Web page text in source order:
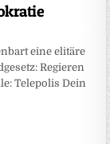
eine elitäre
Regieren
Telepolis Dein